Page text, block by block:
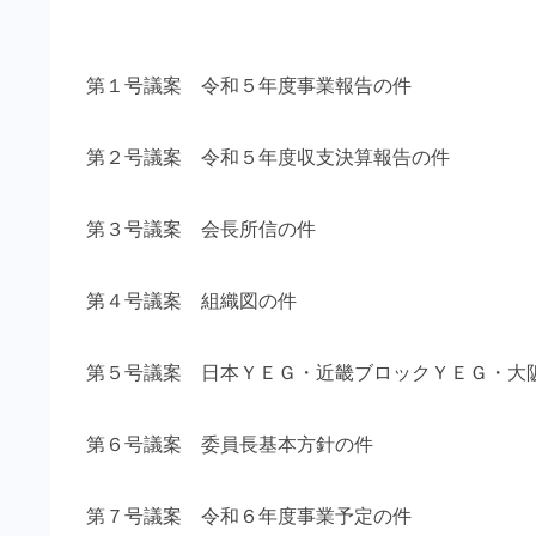
第１号議案 令和５年度事業報告の件
第２号議案 令和５年度収支決算報告の件
第３号議案 会長所信の件
第４号議案 組織図の件
第５号議案 日本ＹＥＧ・近畿ブロックＹＥＧ・大
第６号議案 委員長基本方針の件
第７号議案 令和６年度事業予定の件